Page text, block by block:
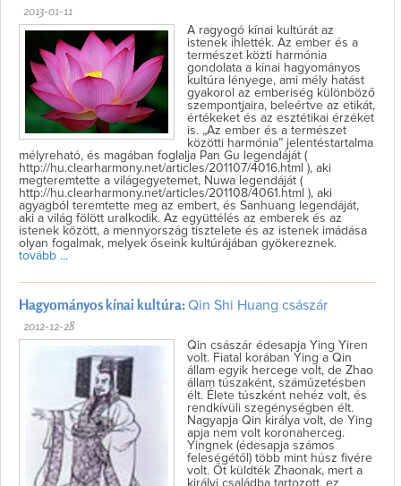
2013-01-11
A ragyogó kínai kultúrát az
istenek ihlették. Az ember és a
természet közti harmónia
gondolata a kínai hagyományos
kultúra lényege, ami mély hatást
gyakorol az emberiség különböző
szempontjaira, beleértve az etikát,
értékeket és az esztétikai érzéket
is. „Az ember és a természet
közötti harmónia” jelentéstartalma
mélyreható, és magában foglalja Pan Gu legendáját (
http://hu.clearharmony.net/articles/201107/4016.html ), aki
megteremtette a világegyetemet, Nuwa legendáját (
http://hu.clearharmony.net/articles/201108/4061.html ), aki
agyagból teremtette meg az embert, és Sanhuang legendáját,
aki a világ fölött uralkodik. Az együttélés az emberek és az
istenek között, a mennyország tisztelete és az istenek imádása
olyan fogalmak, melyek őseink kultúrájában gyökereznek.
tovább ...
Hagyományos kínai kultúra:Qin Shi Huang császár
2012-12-28
Qin császár édesapja Ying Yiren
volt. Fiatal korában Ying a Qin
állam egyik hercege volt, de Zhao
állam túszaként, száműzetésben
élt. Élete túszként nehéz volt, és
rendkívüli szegénységben élt.
Nagyapja Qin királya volt, de Ying
apja nem volt koronaherceg.
Yingnek (édesapja számos
feleségétől) több mint húsz fivére
volt. Őt küldték Zhaonak, mert a